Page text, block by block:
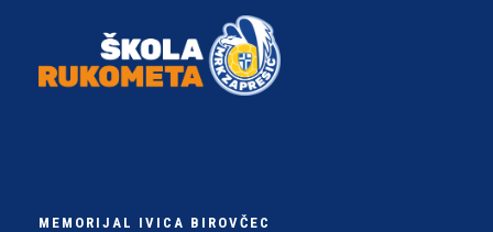
MEMORIJAL IVICA BIROVČEC